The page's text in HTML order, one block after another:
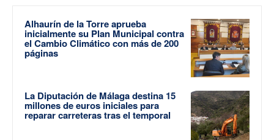
Alhaurín de la Torre aprueba
inicialmente su Plan Municipal contra
el Cambio Climático con más de 200
páginas
La Diputación de Málaga destina 15
millones de euros iniciales para
reparar carreteras tras el temporal